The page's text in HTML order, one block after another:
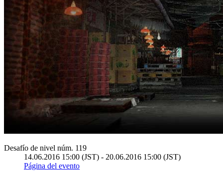
Desafío de nivel núm. 119
14.06.2016 15:00 (JST) - 20.06.2016 15:00 (JST)
Página del evento